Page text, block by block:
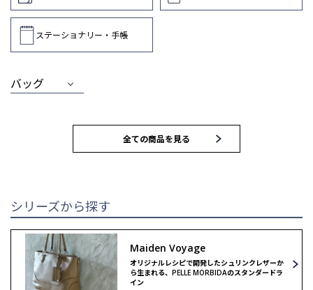
ステーショナリー・手帳
バッグ
トートバッグ
ウォレット
クラッチ＆
セカンドバッグ
トートバッグ
ウォレット
クラッチ＆
全ての商品を見る
シリーズから探す
Maiden Voyage
オリジナルレシピで開発したシュリンクレザーか
ら生まれる、PELLE MORBIDAのスタンダードラ
イン